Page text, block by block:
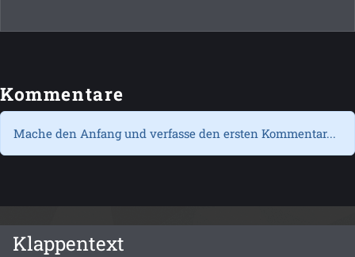
Kommentare
Mache den Anfang und verfasse den ersten Kommentar...
Klappentext